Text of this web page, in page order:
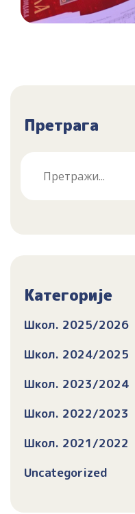
Претрага
Категорије
Школ. 2025/2026
Школ. 2024/2025
Школ. 2023/2024
Школ. 2022/2023
Школ. 2021/2022
Uncategorized